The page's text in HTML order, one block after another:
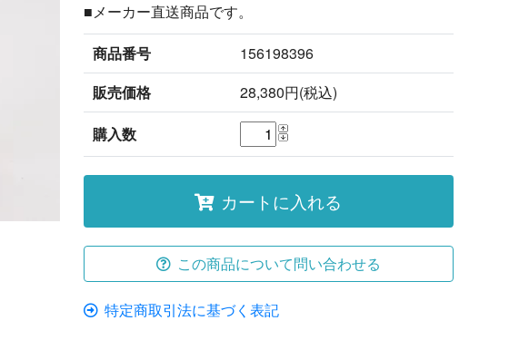
■メーカー直送商品です。
商品番号
156198396
販売価格
28,380円(税込)
購入数
カートに入れる
この商品について問い合わせる
特定商取引法に基づく表記